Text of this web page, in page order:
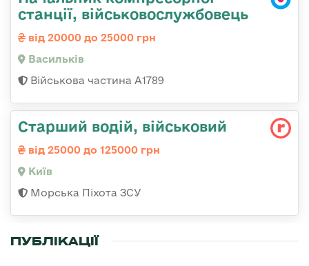
станції, військовослужбовець
від 20000 до 25000 грн
Васильків
Військова частина А1789
Стаpший водій, військовий
від 25000 до 125000 грн
Київ
Морська Піхота ЗСУ
ПУБЛІКАЦІЇ